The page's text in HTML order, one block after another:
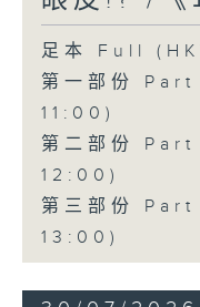
足本 Full
第一部份
11:00)
第二部份
12:00)
第三部份
13:00)